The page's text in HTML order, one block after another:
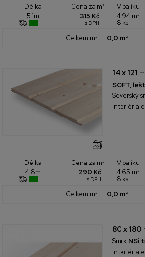
Délka
5.1m
Cena za m²
315 Kč
s DPH
V balíku
4,94 m²
8 ks
Celkem m² 0,0 m²
14 x 121
SOFT,
Severský
Interiér a
Délka
4.8m
Cena za m²
290 Kč
s DPH
V balíku
4,65 m²
8 ks
Celkem m² 0,0 m²
80 x 180
Smrk NSi
Interiér a